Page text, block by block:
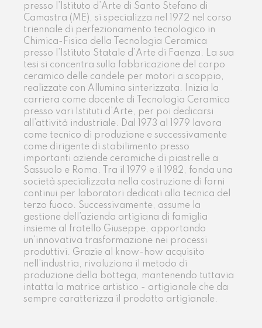
presso l’Istituto d’Arte di Santo Stefano di
Camastra (ME), si specializza nel 1972 nel corso
triennale di perfezionamento tecnologico in
Chimica-Fisica della Tecnologia Ceramica
presso l’Istituto Statale d’Arte di Faenza. La sua
tesi si concentra sulla fabbricazione del corpo
ceramico delle candele per motori a scoppio,
realizzate con Allumina sinterizzata. Inizia la
carriera come docente di Tecnologia Ceramica
presso vari Istituti d’Arte, per poi dedicarsi
all’attività industriale. Dal 1973 al 1979 lavora
come tecnico di produzione e successivamente
come dirigente di stabilimento presso
importanti aziende ceramiche di piastrelle a
Sassuolo e Roma. Tra il 1979 e il 1982, fonda una
società specializzata nella costruzione di forni
continui per laboratori dedicati alla tecnica del
terzo fuoco. Successivamente, assume la
gestione dell’azienda artigiana di famiglia
insieme al fratello Giuseppe, apportando
un’innovativa trasformazione nei processi
produttivi. Grazie al know-how acquisito
nell’industria, rivoluziona il metodo di
produzione della bottega, mantenendo tuttavia
intatta la matrice artistico - artigianale che da
sempre caratterizza il prodotto artigianale.